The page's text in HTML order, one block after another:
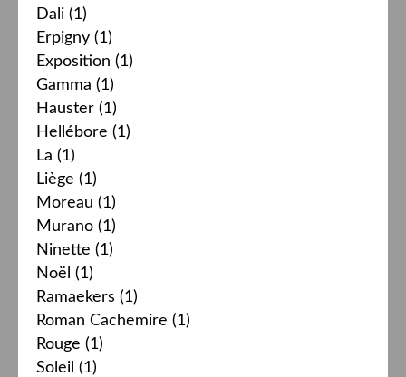
Dali (1)
Erpigny (1)
Exposition (1)
Gamma (1)
Hauster (1)
Hellébore (1)
La (1)
Liège (1)
Moreau (1)
Murano (1)
Ninette (1)
Noël (1)
Ramaekers (1)
Roman Cachemire (1)
Rouge (1)
Soleil (1)